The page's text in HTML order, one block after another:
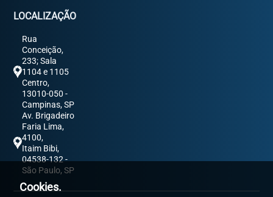
LOCALIZAÇÃO
Rua
Conceição,
233; Sala
1104 e 1105
Centro,
13010-050 -
Campinas, SP
Av. Brigadeiro
Faria Lima,
4100,
Itaim Bibi,
04538-132 -
São Paulo, SP
Cookies.